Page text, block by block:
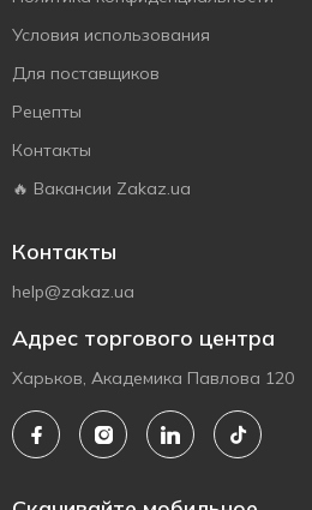
Условия использования
Для поставщиков
Рецепты
Контакты
🔥 Вакансии Zakaz.ua
Контакты
help@zakaz.ua
Адрес торгового центра
Харьков, Академика Павлова 120